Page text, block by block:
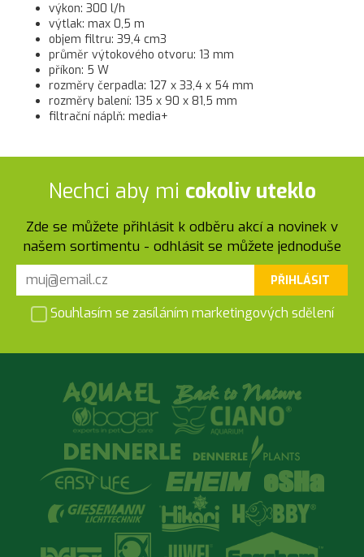
výkon: 300 l/h
výtlak: max 0,5 m
objem filtru: 39,4 cm3
průměr výtokového otvoru: 13 mm
příkon: 5 W
rozměry čerpadla: 127 x 33,4 x 54 mm
rozměry balení: 135 x 90 x 81,5 mm
filtrační náplň: media+
Nechci aby mi cokoliv uteklo
Zde se můžete přihlásit k odběru akcí a novinek v
našem sortimentu - odhlásit se můžete jednoduše
PŘIHLÁSIT
Souhlasím se zasíláním marketingových sdělení